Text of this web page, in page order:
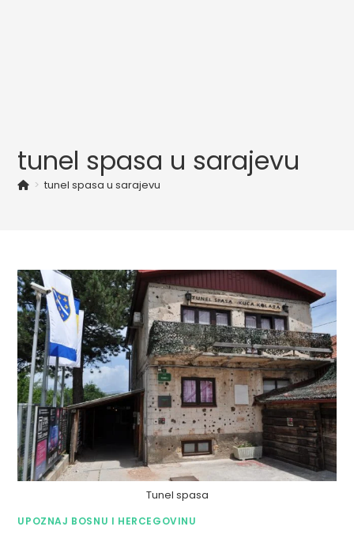
tunel spasa u sarajevu
> tunel spasa u sarajevu
Tunel spasa
UPOZNAJ BOSNU I HERCEGOVINU